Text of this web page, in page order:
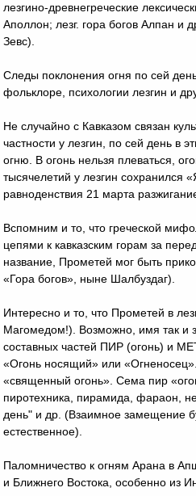
лезгино-древнегреческие
Аполлон; лезг. гора богов Алпан и
Зевс).
Следы поклонения огня по сей день
фольклоре, психологии лезгин и
Не случайно с Кавказом связан
частности у лезгин, по сей день в
огню. В огонь нельзя плеваться,
тысячелетий у лезгин сохранился
равноденствия 21 марта
Вспомним и то, что греческой
цепями к кавказским горам за
название, Прометей мог быть
«Гора богов», ныне Шалбуздаг).
Интересно и то, что Прометей в
Магомедом!). Возможно, имя так и
составных частей ПИР (огонь) и
«Огонь носящий» или
«священный огонь». Сема пир
пиротехника, пирамида, фараон,
день" и др. (Взаимное замещение
естественное).
Паломничество к огням Арана в
и Ближнего Востока, особенно из